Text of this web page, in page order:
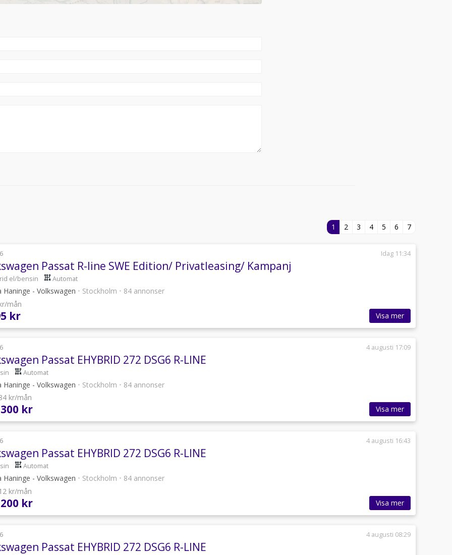
1 2 3 4 5 6 7
Idag 11:34
Passat R-line SWE Edition/ Privatleasing/ Kampanj
el/bensin Automat
- Volkswagen • Stockholm • 84 annonser
mån
kr Visa mer
4 augusti 17:09
Passat EHYBRID 272 DSG6 R-LINE
Automat
- Volkswagen • Stockholm • 84 annonser
kr/mån
kr Visa mer
4 augusti 16:43
Passat EHYBRID 272 DSG6 R-LINE
Automat
- Volkswagen • Stockholm • 84 annonser
kr/mån
kr Visa mer
4 augusti 08:29
Passat EHYBRID 272 DSG6 R-LINE